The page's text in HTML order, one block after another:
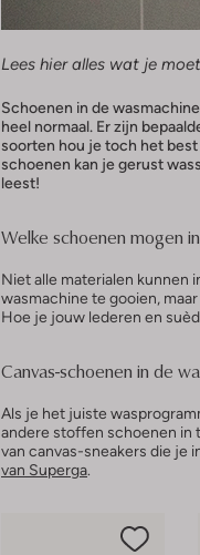
Lees hier alles wat je
Schoenen in de
heel normaal. Er zijn
soorten hou je toch het
schoenen kan je gerust
leest!
Welke schoenen mogen
Niet alle materialen kunnen
wasmachine te gooien,
Hoe je jouw lederen en
Canvas-schoenen in de
Als je het juiste
andere stoffen schoenen in
van canvas-sneakers die je
van Superga.